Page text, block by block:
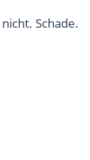
Schade.